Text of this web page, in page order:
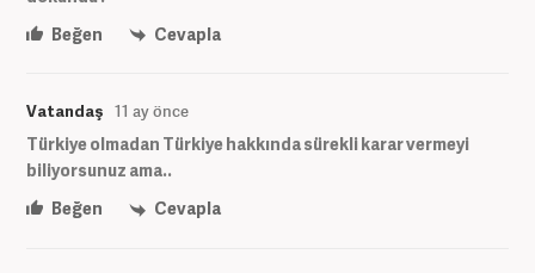
Beğen
Cevapla
Vatandaş 11 ay önce
Türkiye olmadan Türkiye hakkında sürekli karar vermeyi
biliyorsunuz ama..
Beğen
Cevapla